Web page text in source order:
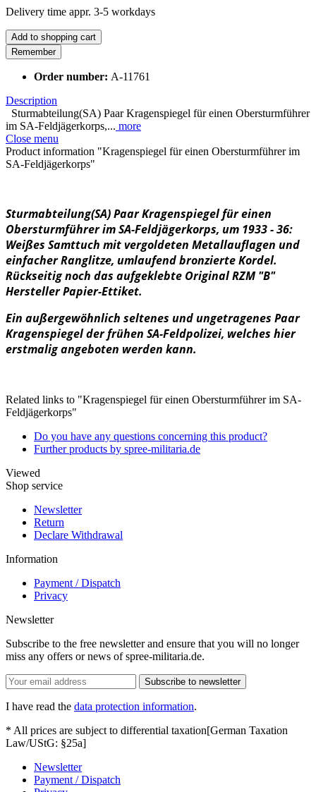
Delivery time appr. 3-5 workdays
Add to shopping cart
Remember
Order number: A-11761
Description
Sturmabteilung(SA) Paar Kragenspiegel für einen Obersturmführer
im SA-Feldjägerkorps,... more
Close menu
Product information "Kragenspiegel für einen Obersturmführer im
SA-Feldjägerkorps"
Sturmabteilung(SA) Paar Kragenspiegel für einen
Obersturmführer im SA-Feldjägerkorps, um 1933 - 36:
Weißes Samttuch mit vergoldeten Metallauflagen und
einfacher Ranglitze, umlaufend bronzierte Kordel.
Rückseitig noch das aufgeklebte Original RZM "B"
Hersteller Papier-Ettiket.
Ein außergewöhnlich seltenes und ungetragenes Paar
Kragenspiegel der frühen SA-Feldpolizei, welches hier
erstmalig angeboten werden kann.
Related links to "Kragenspiegel für einen Obersturmführer im SA-
Feldjägerkorps"
Do you have any questions concerning this product?
Further products by spree-militaria.de
Viewed
Shop service
Newsletter
Return
Declare Withdrawal
Information
Payment / Dispatch
Privacy
Newsletter
Subscribe to the free newsletter and ensure that you will no longer
miss any offers or news of spree-militaria.de.
Subscribe to newsletter
I have read the data protection information.
* All prices are subject to differential taxation[German Taxation
Law/UStG: §25a]
Newsletter
Payment / Dispatch